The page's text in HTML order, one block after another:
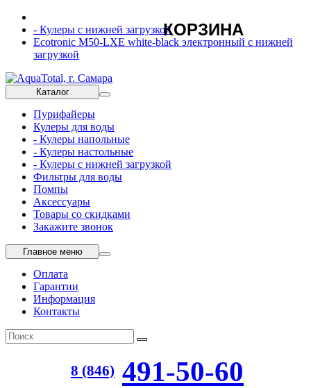
- Кулеры с нижней загрузкой
Ecotronic M50-LXE white-black электронный с нижней
загрузкой
Каталог
Пурифайеры
Кулеры для воды
- Кулеры напольные
- Кулеры настольные
- Кулеры с нижней загрузкой
Фильтры для воды
Помпы
Аксессуары
Товары со скидками
Закажите звонок
Главное меню
Оплата
Гарантии
Информация
Контакты
8 (846) 491-50-60
КОРЗИНА